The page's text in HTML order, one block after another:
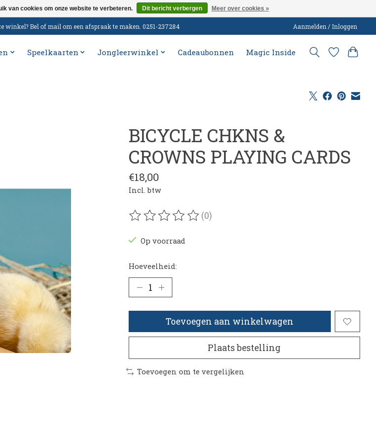
Bel of mail om een afspraak te maken. 0251-237284 Aanmelden / Inloggen
Speelkaarten Jongleerwinkel Cadeaubonnen Magic Inside
BICYCLE CHKNS &
CROWNS PLAYING CARDS
€18,00
Incl. btw
De beoordeling van dit product is
(0)
Op voorraad
Hoeveelheid:
Toevoegen aan winkelwagen
Plaats bestelling
Toevoegen om te vergelijken
van cookies om onze website te verbeteren. Dit bericht verbergen Meer over cookies »